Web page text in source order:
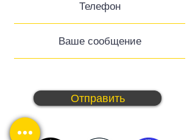
Отправить